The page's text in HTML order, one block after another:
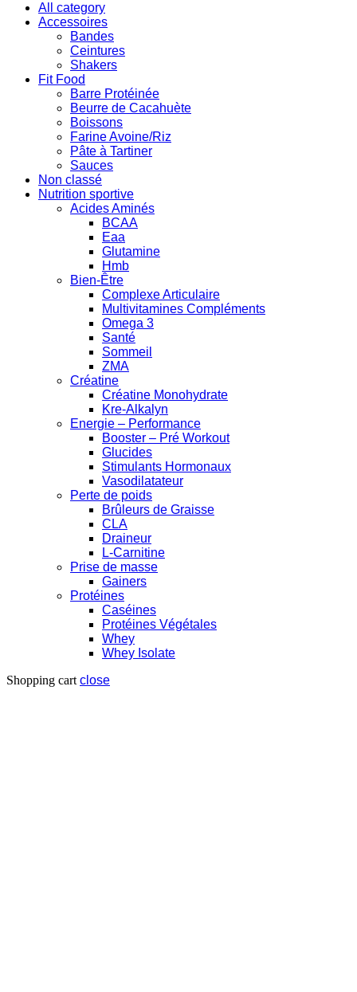
All category
Accessoires
Bandes
Ceintures
Shakers
Fit Food
Barre Protéinée
Beurre de Cacahuète
Boissons
Farine Avoine/Riz
Pâte à Tartiner
Sauces
Non classé
Nutrition sportive
Acides Aminés
BCAA
Eaa
Glutamine
Hmb
Bien-Être
Complexe Articulaire
Multivitamines Compléments
Omega 3
Santé
Sommeil
ZMA
Créatine
Créatine Monohydrate
Kre-Alkalyn
Energie – Performance
Booster – Pré Workout
Glucides
Stimulants Hormonaux
Vasodilatateur
Perte de poids
Brûleurs de Graisse
CLA
Draineur
L-Carnitine
Prise de masse
Gainers
Protéines
Caséines
Protéines Végétales
Whey
Whey Isolate
Shopping cart close